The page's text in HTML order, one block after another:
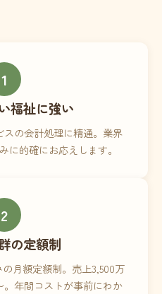
1
福祉に強い
の会計処理に精通。業界
に的確にお応えします。
2
の定額制
月額定額制。売上3,500万
年間コストが事前にわか